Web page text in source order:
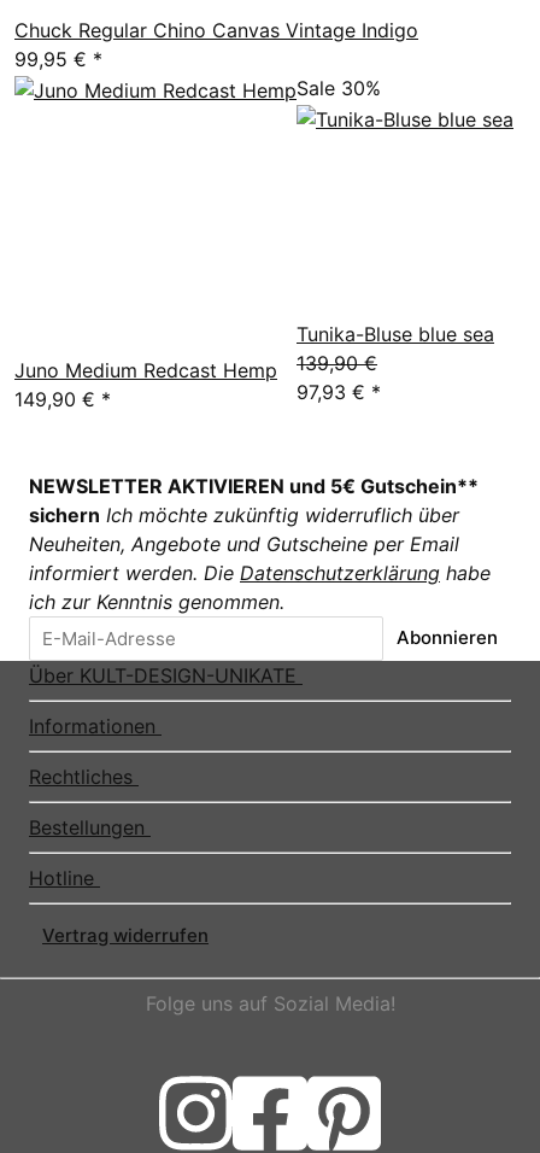
Chuck Regular Chino Canvas Vintage Indigo
99,95 € *
Juno Medium Redcast Hemp
149,90 € *
Sale 30%
Tunika-Bluse blue sea
139,90 €
97,93 € *
NEWSLETTER AKTIVIEREN und 5€ Gutschein**
sichern Ich möchte zukünftig widerruflich über
Neuheiten, Angebote und Gutscheine per Email
informiert werden. Die Datenschutzerklärung habe
ich zur Kenntnis genommen.
Abonnieren
Über KULT-DESIGN-UNIKATE
Informationen
Rechtliches
Bestellungen
Hotline
Vertrag widerrufen
Folge uns auf Sozial Media!